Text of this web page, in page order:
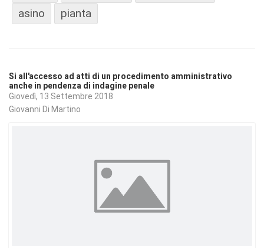
asino
pianta
Si all'accesso ad atti di un procedimento amministrativo
anche in pendenza di indagine penale
Giovedì, 13 Settembre 2018
Giovanni Di Martino